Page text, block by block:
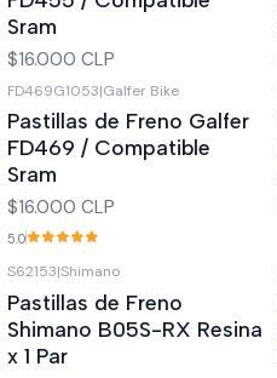
Sram
$16.000 CLP
FD469G1053|Galfer Bike
Pastillas de Freno Galfer
FD469 / Compatible
Sram
$16.000 CLP
5.0
S62153|Shimano
Pastillas de Freno
Shimano B05S-RX Resina
x 1 Par